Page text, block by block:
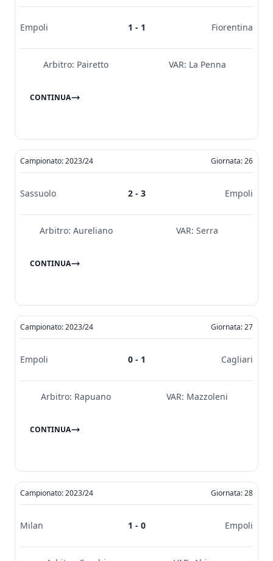
Empoli 1 - 1 Fiorentina
Arbitro: Pairetto VAR: La Penna
CONTINUA
Campionato: 2023/24 Giornata: 26
Sassuolo 2 - 3 Empoli
Arbitro: Aureliano VAR: Serra
CONTINUA
Campionato: 2023/24 Giornata: 27
Empoli 0 - 1 Cagliari
Arbitro: Rapuano VAR: Mazzoleni
CONTINUA
Campionato: 2023/24 Giornata: 28
Milan 1 - 0 Empoli